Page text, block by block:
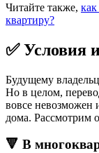
Читайте также,
квартиру?
✅ Условия
Будущему
Но в целом,
вовсе невозможен
дома. Рассмотрим
🔻 В